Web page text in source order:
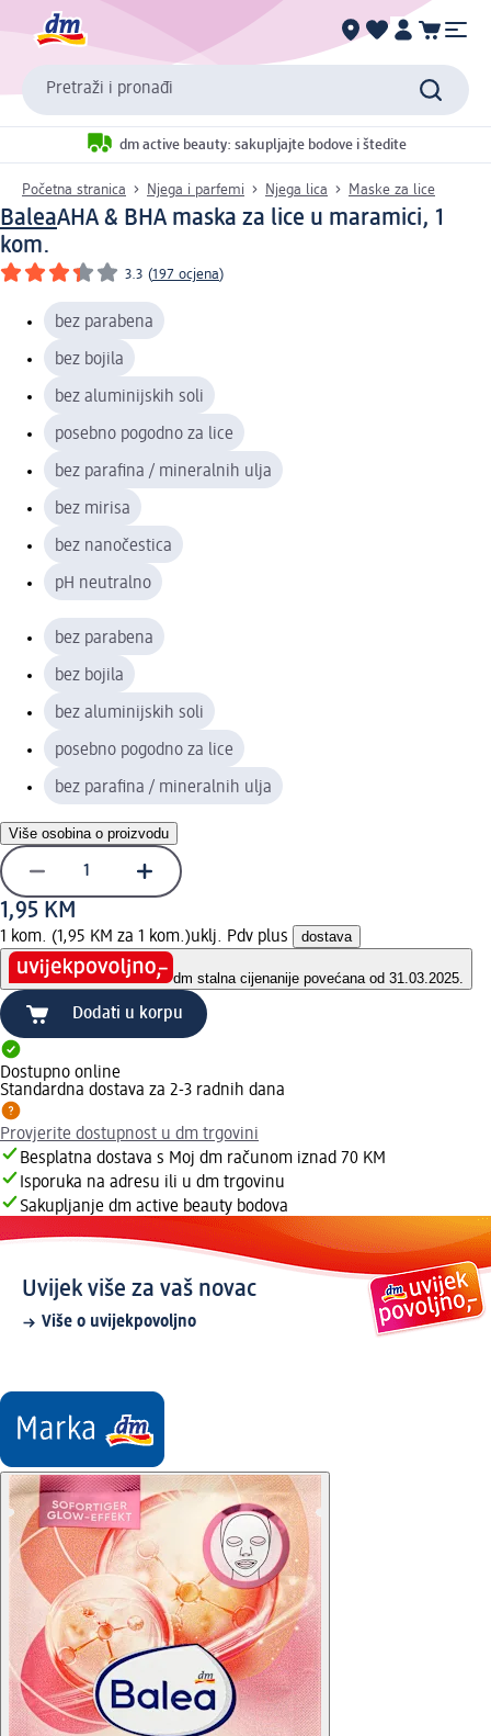
Pretraži i pronađi
dm active beauty: sakupljajte bodove i štedite
Početna stranica Njega i parfemi Njega lica Maske za lice
BaleaAHA & BHA maska za lice u maramici, 1
kom.
3.3 (197 ocjena)
bez parabena
bez bojila
bez aluminijskih soli
posebno pogodno za lice
bez parafina / mineralnih ulja
bez mirisa
bez nanočestica
pH neutralno
bez parabena
bez bojila
bez aluminijskih soli
posebno pogodno za lice
bez parafina / mineralnih ulja
Više osobina o proizvodu
1,95 KM
1 kom. (1,95 KM za 1 kom.)uklj. Pdv plus dostava
dm stalna cijenanije povećana od 31.03.2025.
Dodati u korpu
Dostupno online
Standardna dostava za 2-3 radnih dana
Provjerite dostupnost u dm trgovini
Besplatna dostava s Moj dm računom iznad 70 KM
Isporuka na adresu ili u dm trgovinu
Sakupljanje dm active beauty bodova
Uvijek više za vaš novac
Više o uvijekpovoljno